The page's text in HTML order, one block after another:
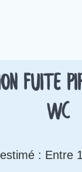
fuite
WC
: Entre